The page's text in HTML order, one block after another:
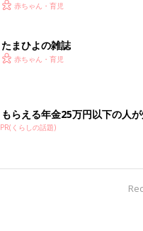
赤ちゃん・育児
たまひよの雑誌
赤ちゃん・育児
もらえる年金25万円以下の人
PR(くらしの話題)